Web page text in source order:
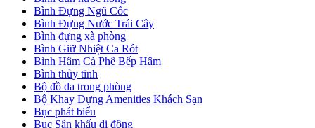
Bình Đựng Ngũ Cốc
Bình Đựng Nước Trái Cây
Bình đựng xà phòng
Bình Giữ Nhiệt Ca Rót
Bình Hâm Cà Phê Bếp Hâm
Bình thủy tinh
Bộ đồ da trong phòng
Bộ Khay Đựng Amenities Khách Sạn
Bục phát biểu
Bục Sân khấu di động